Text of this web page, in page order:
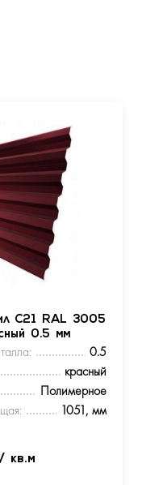
С21 RAL 3005
0.5 мм
0.5
красный
Полимерное
1051, мм
кв.м